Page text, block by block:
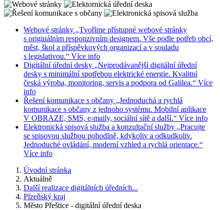
Webové stránky „Tvoříme přístupné webové stránky
s originálním responzivním designem. Vše podle potřeb obcí,
měst, škol a příspěvkových organizací a v souladu
s legislativou.“ Více info
Digitální úřední desky „Nejprodávanější digitální úřední
desky s minimální spotřebou elektrické energie. Kvalitní
česká výroba, monitoring, servis a podpora od Galilea.“ Více
info
Řešení komunikace s občany „Jednoduchá a rychlá
komunikace s občany z jednoho systému. Mobilní aplikace
V OBRAZE, SMS, e-maily, sociální sítě a další.“ Více info
Elektronická spisová služba a konzultační služby „Pracujte
se spisovou službou pohodlně, kdykoliv a odkudkoliv.
Jednoduché ovládání, moderní vzhled a rychlá orientace.“
Více info
Úvodní stránka
Aktuálně
Další realizace digitálních úředních...
Plzeňský kraj
Město Přeštice - digitální úřední deska